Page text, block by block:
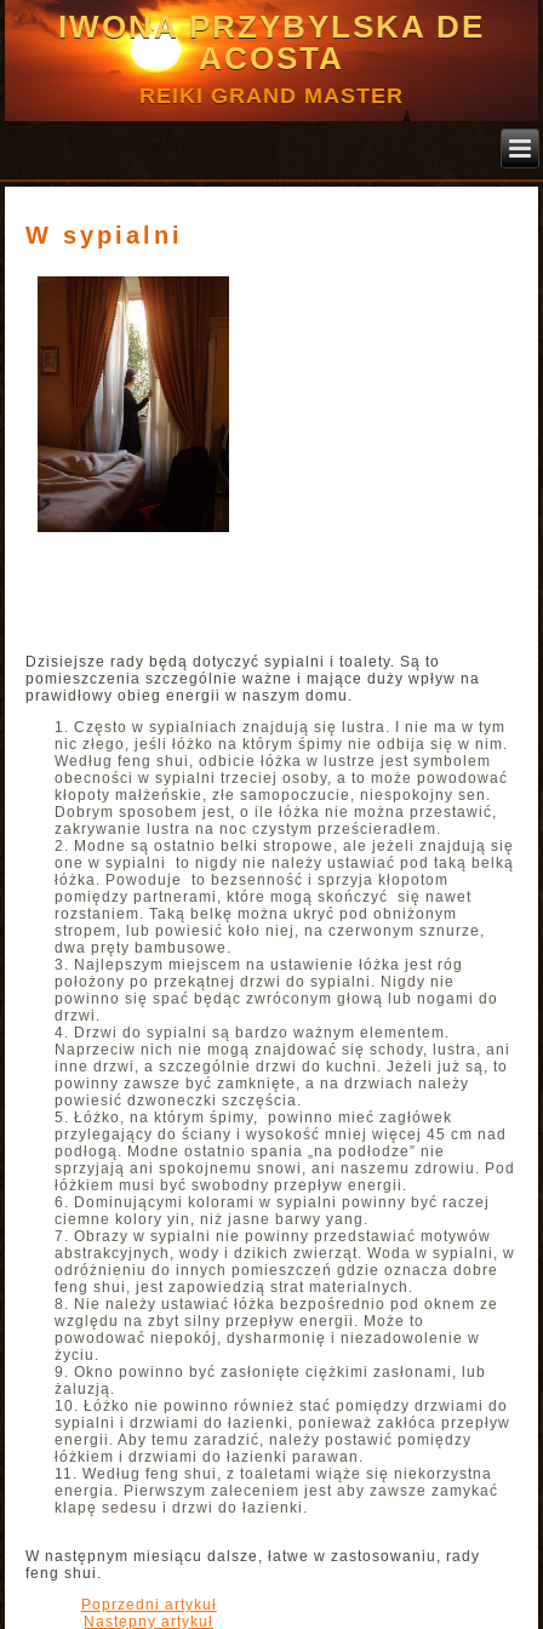
IWONA PRZYBYLSKA DE
ACOSTA
REIKI GRAND MASTER
W sypialni
Dzisiejsze rady będą dotyczyć sypialni i toalety. Są to
pomieszczenia szczególnie ważne i mające duży wpływ na
prawidłowy obieg energii w naszym domu.
Często w sypialniach znajdują się lustra. I nie ma w tym
nic złego, jeśli łóżko na którym śpimy nie odbija się w nim.
Według feng shui, odbicie łóżka w lustrze jest symbolem
obecności w sypialni trzeciej osoby, a to może powodować
kłopoty małżeńskie, złe samopoczucie, niespokojny sen.
Dobrym sposobem jest, o ile łóżka nie można przestawić,
zakrywanie lustra na noc czystym prześcieradłem.
Modne są ostatnio belki stropowe, ale jeżeli znajdują się
one w sypialni to nigdy nie należy ustawiać pod taką belką
łóżka. Powoduje to bezsenność i sprzyja kłopotom
pomiędzy partnerami, które mogą skończyć się nawet
rozstaniem. Taką belkę można ukryć pod obniżonym
stropem, lub powiesić koło niej, na czerwonym sznurze,
dwa pręty bambusowe.
Najlepszym miejscem na ustawienie łóżka jest róg
położony po przekątnej drzwi do sypialni. Nigdy nie
powinno się spać będąc zwróconym głową lub nogami do
drzwi.
Drzwi do sypialni są bardzo ważnym elementem.
Naprzeciw nich nie mogą znajdować się schody, lustra, ani
inne drzwi, a szczególnie drzwi do kuchni. Jeżeli już są, to
powinny zawsze być zamknięte, a na drzwiach należy
powiesić dzwoneczki szczęścia.
Łóżko, na którym śpimy, powinno mieć zagłówek
przylegający do ściany i wysokość mniej więcej 45 cm nad
podłogą. Modne ostatnio spania „na podłodze” nie
sprzyjają ani spokojnemu snowi, ani naszemu zdrowiu. Pod
łóżkiem musi być swobodny przepływ energii.
Dominującymi kolorami w sypialni powinny być raczej
ciemne kolory yin, niż jasne barwy yang.
Obrazy w sypialni nie powinny przedstawiać motywów
abstrakcyjnych, wody i dzikich zwierząt. Woda w sypialni, w
odróżnieniu do innych pomieszczeń gdzie oznacza dobre
feng shui, jest zapowiedzią strat materialnych.
Nie należy ustawiać łóżka bezpośrednio pod oknem ze
względu na zbyt silny przepływ energii. Może to
powodować niepokój, dysharmonię i niezadowolenie w
życiu.
Okno powinno być zasłonięte ciężkimi zasłonami, lub
żaluzją.
Łóżko nie powinno również stać pomiędzy drzwiami do
sypialni i drzwiami do łazienki, ponieważ zakłóca przepływ
energii. Aby temu zaradzić, należy postawić pomiędzy
łóżkiem i drzwiami do łazienki parawan.
Według feng shui, z toaletami wiąże się niekorzystna
energia. Pierwszym zaleceniem jest aby zawsze zamykać
klapę sedesu i drzwi do łazienki.
W następnym miesiącu dalsze, łatwe w zastosowaniu, rady
feng shui.
Poprzedni artykuł
Następny artykuł